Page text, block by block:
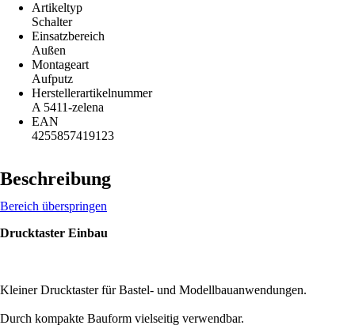
Artikeltyp
Schalter
Einsatzbereich
Außen
Montageart
Aufputz
Herstellerartikelnummer
A 5411-zelena
EAN
4255857419123
Beschreibung
Bereich überspringen
Drucktaster Einbau
Kleiner Drucktaster für Bastel- und Modellbauanwendungen.
Durch kompakte Bauform vielseitig verwendbar.